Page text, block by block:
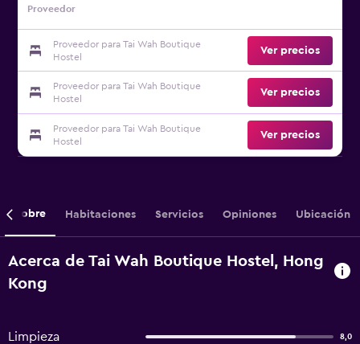
Proveedor
Proveedor para Tai Wah Boutique
Hostel
Ver precios
Proveedor para Tai Wah Boutique
Hostel
Ver precios
Proveedor para Tai Wah Boutique
Hostel
Ver precios
Sobre Habitaciones Servicios Opiniones Ubicación
Acerca de Tai Wah Boutique Hostel, Hong
Kong
Limpieza 8,0